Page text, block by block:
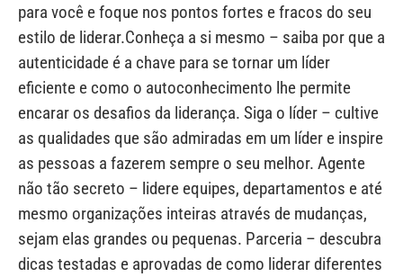
para você e foque nos pontos fortes e fracos do seu
estilo de liderar.Conheça a si mesmo – saiba por que a
autenticidade é a chave para se tornar um líder
eficiente e como o autoconhecimento lhe permite
encarar os desafios da liderança. Siga o líder – cultive
as qualidades que são admiradas em um líder e inspire
as pessoas a fazerem sempre o seu melhor. Agente
não tão secreto – lidere equipes, departamentos e até
mesmo organizações inteiras através de mudanças,
sejam elas grandes ou pequenas. Parceria – descubra
dicas testadas e aprovadas de como liderar diferentes